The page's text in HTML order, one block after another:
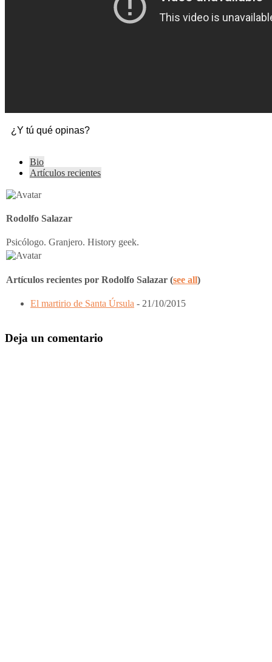
¿Y tú qué opinas?
following
tabs
content
Bio
Artículos recientes
Rodolfo Salazar
Psicólogo. Granjero. History geek.
Artículos recientes por Rodolfo Salazar (see all)
El martirio de Santa Úrsula - 21/10/2015
del
Deja un comentario